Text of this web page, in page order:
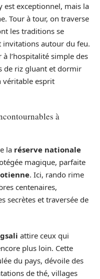
est exceptionnel, mais la
Tour à tour, on traverse
les traditions se
invitations autour du feu.
à l’hospitalité simple des
de riz gluant et dormir
véritable esprit
à
la réserve nationale
magique, parfaite
. Ici, rando rime
centenaires,
secrètes et traversée de
attire ceux qui
plus loin. Cette
du pays, dévoile des
de thé, villages